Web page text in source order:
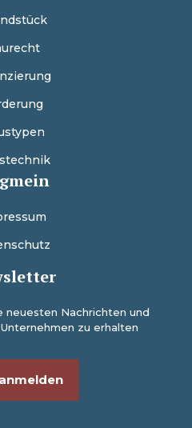
neuesten Nachrichten und
zu erhalten